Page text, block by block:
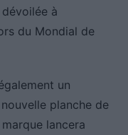
à
du Mondial de
un
planche de
lancera